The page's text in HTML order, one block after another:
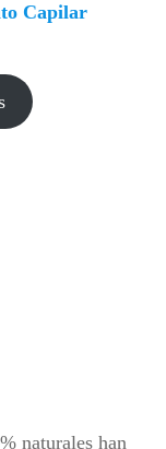
Capilar
desde
naturales han